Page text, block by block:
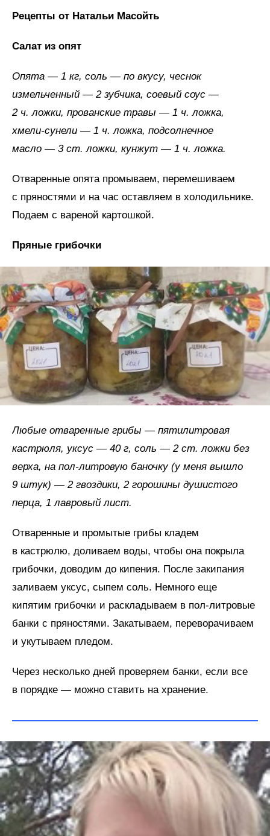
Рецепты от Натальи Масойть
Салат из опят
Опята — 1 кг, соль — по вкусу, чеснок
измельченный — 2 зубчика, соевый соус —
2 ч. ложки, прованские травы — 1 ч. ложка,
хмели-сунели — 1 ч. ложка, подсолнечное
масло — 3 ст. ложки, кунжут — 1 ч. ложка.
Отваренные опята промываем, перемешиваем
с пряностями и на час оставляем в холодильнике.
Подаем с вареной картошкой.
Пряные грибочки
Любые отваренные грибы — пятилитровая
кастрюля, уксус — 40 г, соль — 2 ст. ложки без
верха, на пол-литровую баночку (у меня вышло
9 штук) — 2 гвоздики, 2 горошины душистого
перца, 1 лавровый лист.
Отваренные и промытые грибы кладем
в кастрюлю, доливаем воды, чтобы она покрыла
грибочки, доводим до кипения. После закипания
заливаем уксус, сыпем соль. Немного еще
кипятим грибочки и раскладываем в пол-литровые
банки с пряностями. Закатываем, переворачиваем
и укутываем пледом.
Через несколько дней проверяем банки, если все
в порядке — можно ставить на хранение.